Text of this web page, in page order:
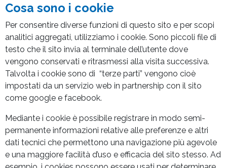
Cosa sono i cookie
Per consentire diverse funzioni di questo sito e per scopi
analitici aggregati, utilizziamo i cookie. Sono piccoli file di
testo che il sito invia al terminale dell’utente dove
vengono conservati e ritrasmessi alla visita successiva.
Talvolta i cookie sono di “terze parti” vengono cioè
impostati da un servizio web in partnership con il sito
come google e facebook.
Mediante i cookie è possibile registrare in modo semi-
permanente informazioni relative alle preferenze e altri
dati tecnici che permettono una navigazione più agevole
e una maggiore facilità d’uso e efficacia del sito stesso. Ad